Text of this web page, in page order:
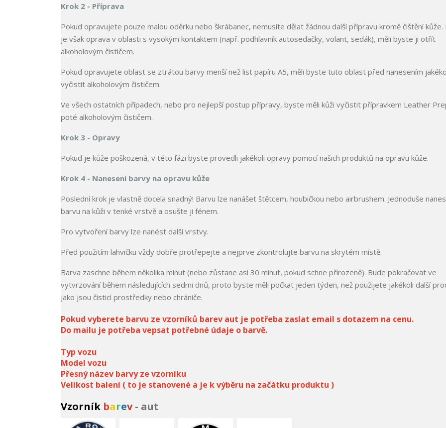
Krok 2 - Příprava
Pokud opravujete pouze malou oděrku nebo škrábanec, nemusíte dělat žádnou další přípravu kromě čištění kůže.
je však oprava v oblasti s vysokým kontaktem (např. podhlavník autosedačky, volant, sedák), měli byste ji otřít
alkoholovým čističem.
Pokud opravujete oblast se ztrátou barvy menší než list papíru A5, měli byste tuto oblast před nanesením
vyčistit alkoholovým čističem.
Ve všech ostatních případech, nebo pro nejlepší postup přípravy, byste měli kůži vyčistit přípravkem Leather
poté alkoholovým čističem.
Krok 3 - Opravy
Pokud je kůže poškozená, v této fázi byste provedli jakékoli opravy pomocí našich produktů na opravu kůže.
Krok 4 - Nanesení barvy na opravu kůže
Poslední krok je vlastně docela snadný! Barvu lze nanášet štětcem, houbičkou nebo airbrushem. Jednoduše
barvu na kůži v tenké vrstvě a osušte ji fénem.
Pro vytvoření barvy lze nanést další vrstvy.
Před použitím lahvičku vždy dobře protřepejte a nejprve zkontrolujte barvu na skrytém místě.
Barva zaschne během několika minut (nebo zůstane asi 30 minut, pokud schne přirozeně). Bude pokračovat ve
vytvrzování během následujících sedmi dnů, proto byste měli počkat jeden týden, než použijete jakékoli další
jako jsou čisticí prostředky nebo chrániče.
Pokud vyberete barvu ze vzorníků barev aut je potřeba zaslat email s dotazem na cenu.
Do mailu je potřeba vepsat potřebné údaje o barvě.
Typ vozu
Model vozu
Přesný název barvy ze vzorníku
Velikost balení ( to je stanovené a je k výběru na začátku produktu )
Vzorník barev- aut